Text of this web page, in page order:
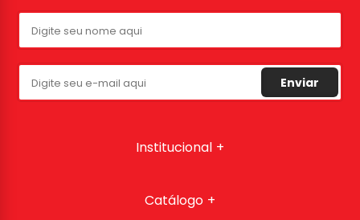
Enviar
Institucional
Catálogo